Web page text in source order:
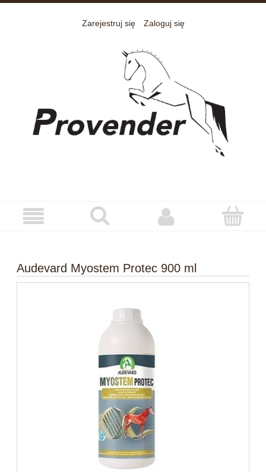
Zarejestruj się Zaloguj się
Audevard Myostem Protec 900 ml